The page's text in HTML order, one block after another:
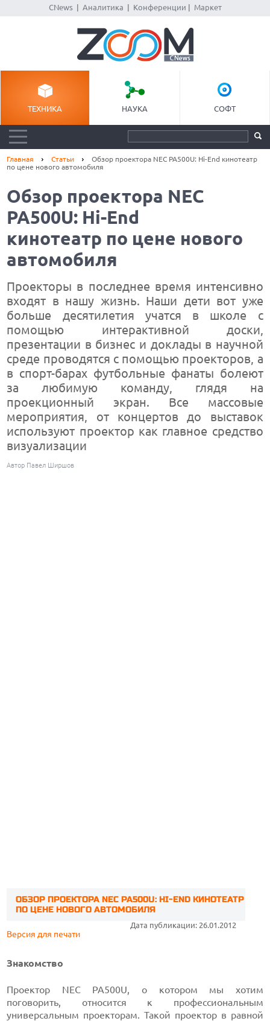
CNews| Аналитика Конференции Маркет
ТЕХНИКА НАУКА СОФТ
Главная Статьи
Обзор проектора NEC PA500U: Hi-End кинотеатр
по цене нового автомобиля
Обзор проектора NEC
PA500U: Hi-End
кинотеатр по цене нового
автомобиля
Проекторы в последнее время интенсивно
входят в нашу жизнь. Наши дети вот уже
больше десятилетия учатся в школе с
помощью интерактивной доски,
презентации в бизнес и доклады в научной
среде проводятся с помощью проекторов, а
в спорт-барах футбольные фанаты болеют
за любимую команду, глядя на
проекционный экран. Все массовые
мероприятия, от концертов до выставок
используют проектор как главное средство
визуализации
Автор Павел Ширшов
ОБЗОР ПРОЕКТОРА NEC PA500U: HI-END КИНОТЕАТР
ПО ЦЕНЕ НОВОГО АВТОМОБИЛЯ
Дата публикации: 26.01.2012
Версия для печати
Знакомство
Проектор NEC PA500U, о котором мы хотим
поговорить, относится к профессиональным
универсальным проекторам. Такой проектор в равной